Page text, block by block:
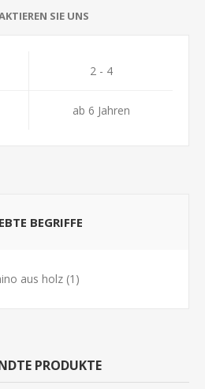
SIE UNS
2 - 4
ab 6 Jahren
BEGRIFFE
aus holz (1)
PRODUKTE